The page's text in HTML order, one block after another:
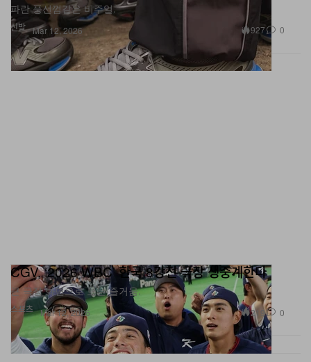
신발
파란 풍선껌같은 비주얼.
Mar 12, 2026 927 0
스포츠
CGV, ‘2026 WBC’ 한국 8강전 극장 생중계한다
큰 극장 화면으로 보는 즐거움.
Mar 12, 2026 219 0